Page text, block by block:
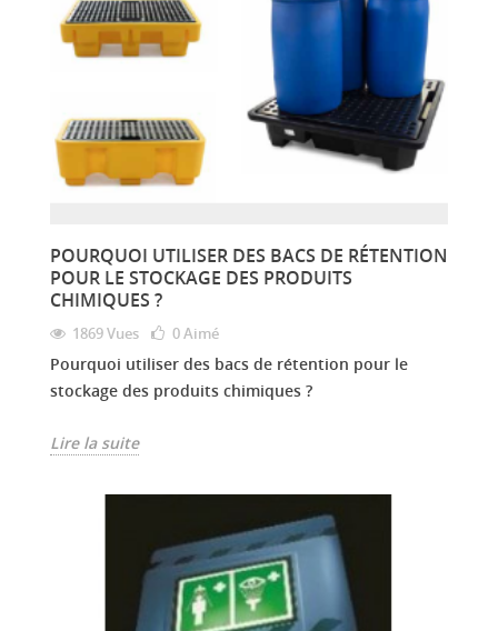
POURQUOI UTILISER DES BACS DE RÉTENTION
POUR LE STOCKAGE DES PRODUITS
CHIMIQUES ?
1869 Vues 0Aimé
Pourquoi utiliser des bacs de rétention pour le
stockage des produits chimiques ?
Lire la suite